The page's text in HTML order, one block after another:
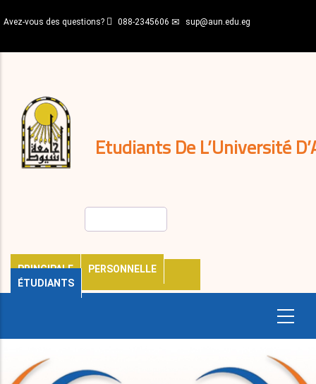
au
principal
Avez-vous des questions? 088-2345606 sup@aun.edu.eg
Etudiants De L’Université
PRINCIPALE
PERSONNELLE
ÉTUDIANTS
décisions
Expatriés
Journal